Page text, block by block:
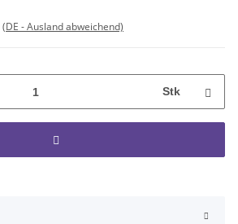
(DE - Ausland abweichend)
Stk